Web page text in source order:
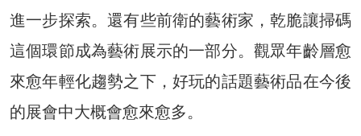
進一步探索。還有些前衛的藝術家，乾脆讓掃碼
這個環節成為藝術展示的一部分。觀眾年齡層愈
來愈年輕化趨勢之下，好玩的話題藝術品在今後
的展會中大概會愈來愈多。